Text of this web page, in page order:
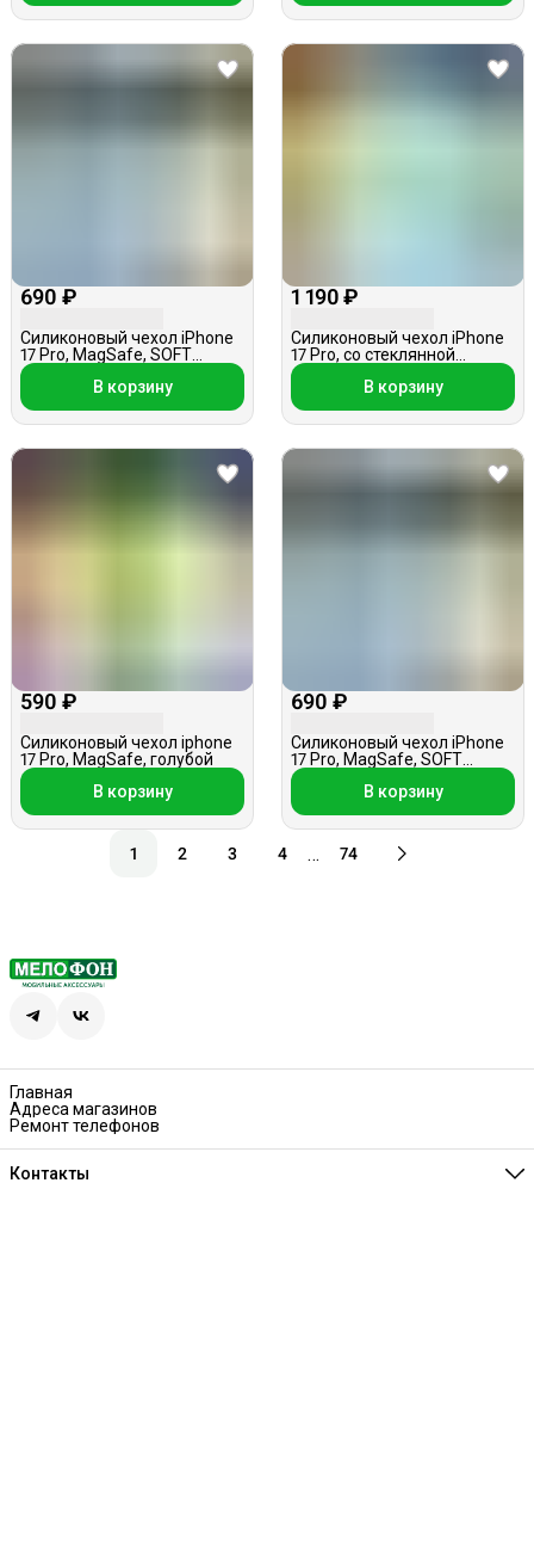
690 ₽
Силиконовый чехол iPhone
17 Pro, MagSafe, SOFT
TOUCH, белый
В корзину
1 190 ₽
Силиконовый чехол iPhone
17 Pro, со стеклянной
вставкой, MagSafe,
холодный мятный
В корзину
590 ₽
Силиконовый чехол iphone
17 Pro, MagSafe, голубой
В корзину
690 ₽
Силиконовый чехол iPhone
17 Pro, MagSafe, SOFT
TOUCH, розовый
В корзину
1 2 3 4 … 74
Главная
Адреса магазинов
Ремонт телефонов
Контакты